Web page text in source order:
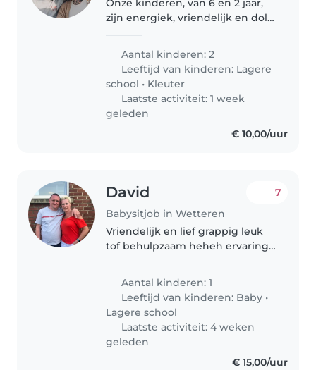
zijn energiek, vriendelijk en dol
graag met huisdieren omgaat en
thuis kan oppassen. Contacteer..
Aantal kinderen: 2
Leeftijd van kinderen: Lagere
school • Kleuter
Laatste activiteit: 1 week
geleden
€ 10,00/uur
David
Babysitjob in Wetteren
7
Vriendelijk en lief grappig leuk
tof behulpzaam heheh ervaring
Aantal kinderen: 1
Leeftijd van kinderen: Baby •
Lagere school
Laatste activiteit: 4 weken
geleden
€ 15,00/uur